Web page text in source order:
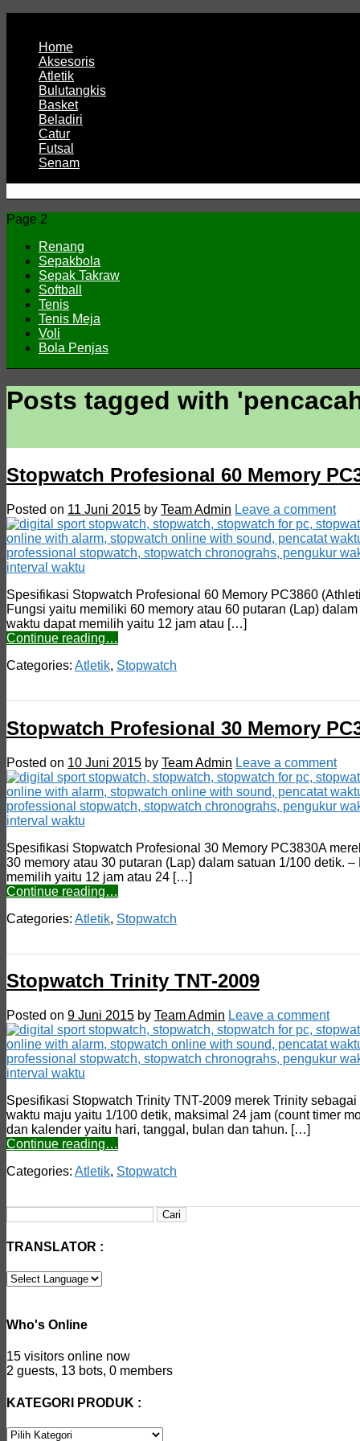
Home
Aksesoris
Atletik
Bulutangkis
Basket
Beladiri
Catur
Futsal
Senam
CV JAYA BERSAMA Co Id
Menyediakan Semua Perlengkapan Olahraga Yang
Page 2
Renang
Sepakbola
Sepak Takraw
Softball
Tenis
Tenis Meja
Voli
Bola Penjas
Posts tagged with '
Stopwatch Profesional 60 Memory
Posted on 11 Juni 2015 by Team Admin Leave a comment
Spesifikasi Stopwatch Profesional 60 Memory PC3860
Fungsi yaitu memiliki 60 memory atau 60 putaran (Lap)
waktu dapat memilih yaitu 12 jam atau […]
Continue reading…
Categories: Atletik, Stopwatch
Stopwatch Profesional 30 Memory
Posted on 10 Juni 2015 by Team Admin Leave a comment
Spesifikasi Stopwatch Profesional 30 Memory PC3830A
30 memory atau 30 putaran (Lap) dalam satuan 1/100 detik.
memilih yaitu 12 jam atau 24 […]
Continue reading…
Categories: Atletik, Stopwatch
Stopwatch Trinity TNT-2009
Posted on 9 Juni 2015 by Team Admin Leave a comment
Spesifikasi Stopwatch Trinity TNT-2009 merek Trinity
waktu maju yaitu 1/100 detik, maksimal 24 jam (count timer
dan kalender yaitu hari, tanggal, bulan dan tahun. […]
Continue reading…
Categories: Atletik, Stopwatch
TRANSLATOR :
Who's Online
15 visitors online now
2 guests, 13 bots, 0 members
KATEGORI PRODUK :
KATEGORI